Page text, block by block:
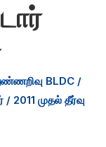
BLDC /
/ 2011 முதல் தீர்வு